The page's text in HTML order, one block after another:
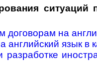
договорам на
анг­лий­ский язык в
разработке